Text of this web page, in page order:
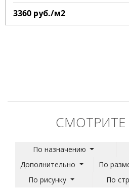
3360 руб./м2
СМОТРИТЕ
По назначению
Дополнительно
По
По рисунку
По